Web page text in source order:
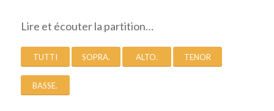
Lire et écouter la partition…
TUTTI SOPRA. ALTO. TENOR
BASSE.